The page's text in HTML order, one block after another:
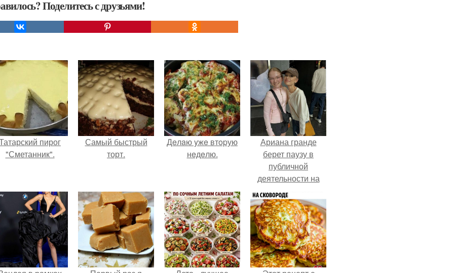
Поделитесь с друзьями!
пирог
"Сметанник".
Самый быстрый
торт.
Дeлaю yжe втopую
нeдeлю.
Ариана гранде
берет паузу в
публичной
деятельности на
фоне слухов о
своем здоровье.